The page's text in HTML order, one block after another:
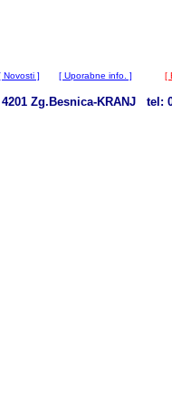
Novosti ] [ Uporabne info. ] [
4201 Zg.Besnica-KRANJ